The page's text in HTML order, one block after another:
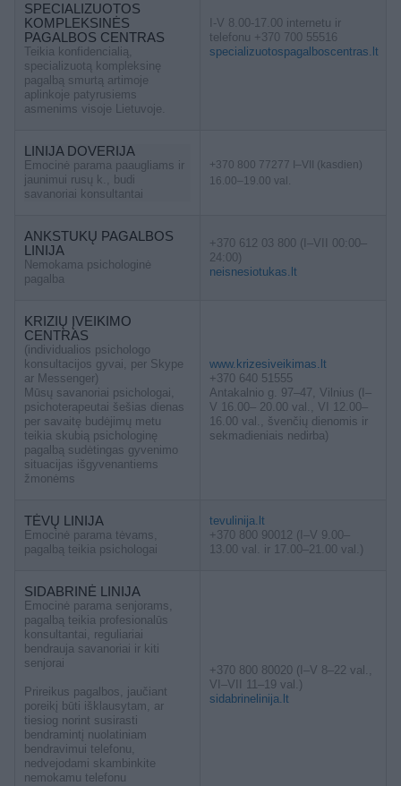
SPECIALIZUOTOS
KOMPLEKSINĖS
PAGALBOS CENTRAS
Teikia konfidencialią,
specializuotą kompleksinę
pagalbą smurtą artimoje
aplinkoje patyrusiems
asmenims visoje Lietuvoje.
I-V 8.00-17.00 internetu ir
telefonu +370 700 55516
specializuotospagalboscentras.lt
LINIJA DOVERIJA
Emocinė parama paaugliams ir
jaunimui rusų k., budi
savanoriai konsultantai
+370 800 77277 I–VII (kasdien)
16.00–19.00 val.
ANKSTUKŲ PAGALBOS
LINIJA
Nemokama psichologinė
pagalba
+370 612 03 800 (I–VII 00:00–
24:00)
neisnesiotukas.lt
KRIZIŲ ĮVEIKIMO
CENTRAS
(individualios psichologo
konsultacijos gyvai, per Skype
ar Messenger)
Mūsų savanoriai psichologai,
psichoterapeutai šešias dienas
per savaitę budėjimų metu
teikia skubią psichologinę
pagalbą sudėtingas gyvenimo
situacijas išgyvenantiems
žmonėms
www.krizesiveikimas.lt
+370 640 51555
Antakalnio g. 97–47, Vilnius (I–
V 16.00– 20.00 val., VI 12.00–
16.00 val., švenčių dienomis ir
sekmadieniais nedirba)
TĖVŲ LINIJA
Emocinė parama tėvams,
pagalbą teikia psichologai
tevulinija.lt
+370 800 90012 (I–V 9.00–
13.00 val. ir 17.00–21.00 val.)
SIDABRINĖ LINIJA
Emocinė parama senjorams,
pagalbą teikia profesionalūs
konsultantai, reguliariai
bendrauja savanoriai ir kiti
senjorai
Prireikus pagalbos, jaučiant
poreikį būti išklausytam, ar
tiesiog norint susirasti
bendramintį nuolatiniam
bendravimui telefonu,
nedvejodami skambinkite
nemokamu telefonu
+370 800 80020 (I–V 8–22 val.,
VI–VII 11–19 val.)
sidabrinelinija.lt